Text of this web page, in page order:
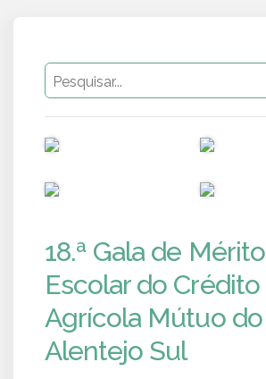
18.ª Gala de Mérito
Escolar do Crédito
Agrícola Mútuo do
Alentejo Sul